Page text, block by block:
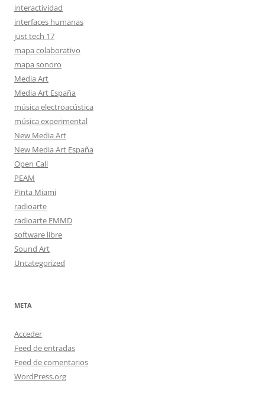
interactividad
interfaces humanas
just tech 17
mapa colaborativo
mapa sonoro
Media Art
Media Art España
música electroacústica
música experimental
New Media Art
New Media Art España
Open Call
PEAM
Pinta Miami
radioarte
radioarte EMMD
software libre
Sound Art
Uncategorized
META
Acceder
Feed de entradas
Feed de comentarios
WordPress.org